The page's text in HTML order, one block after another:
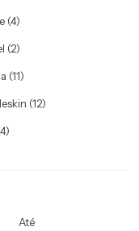
(4)
(2)
(11)
(12)
Até